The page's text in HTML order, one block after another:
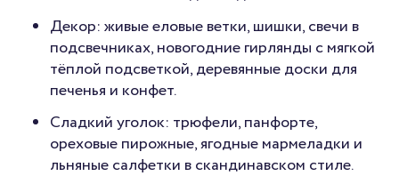
Декор: живые еловые ветки, шишки, свечи в
подсвечниках, новогодние гирлянды с мягкой
тёплой подсветкой, деревянные доски для
печенья и конфет.
Сладкий уголок: трюфели, панфорте,
ореховые пирожные, ягодные мармеладки и
льняные салфетки в скандинавском стиле.